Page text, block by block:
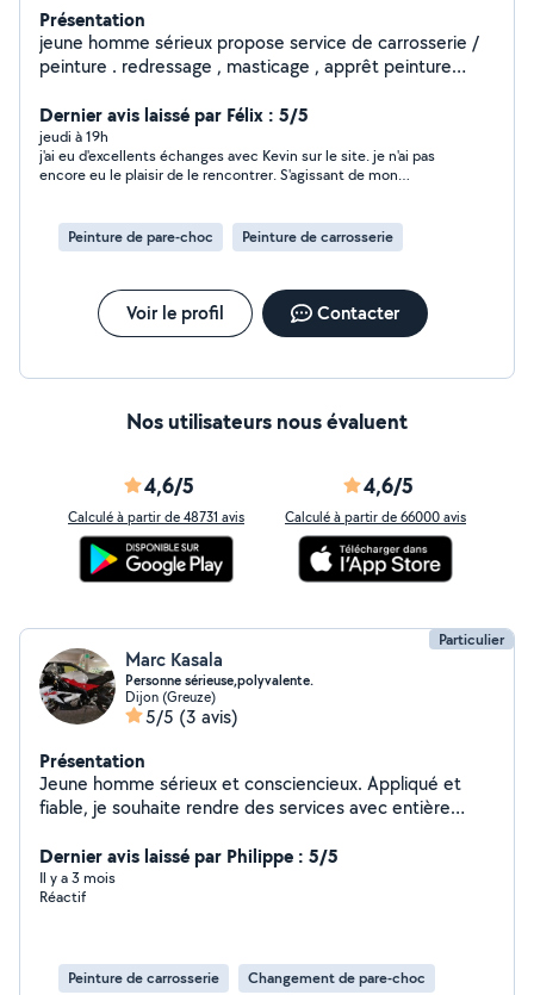
Présentation
jeune homme sérieux propose service de carrosserie /
peinture . redressage , masticage , apprêt peinture
phare peinture complète voiture /moto / scooter etc .
PS : si je ne réponds pas a toute les demandes , c'est
que je ne peux plus répondre .. je ne prend pas
l'abonnement premium .
Dernier avis laissé par Félix : 5/5
jeudi à 19h
j'ai eu d'excellents échanges avec Kevin sur le site. je n'ai pas
encore eu le plaisir de le rencontrer. S'agissant de mon
arrangeant, ceci est donc rassurant pour moi et mon projet.je
dois rencontrer Kevin fin septembre pour clôturer la prestation
Peinture de pare-choc Peinture de carrosserie
Voir le profil Contacter
Nos utilisateurs nous évaluent
4,6/5
Calculé à partir de 48731 avis
4,6/5
Calculé à partir de 66000 avis
Particulier
Marc Kasala
Personne sérieuse,polyvalente.
Dijon (Greuze)
5/5 (3 avis)
Présentation
Jeune homme sérieux et consciencieux. Appliqué et
fiable, je souhaite rendre des services avec entière
Dernier avis laissé par Philippe : 5/5
Il y a 3 mois
Réactif
Peinture de carrosserie Changement de pare-choc